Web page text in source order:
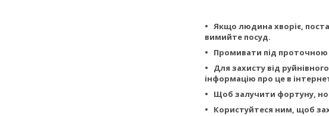
Якщо людина хворіє,
вимийте посуд.
Промивати під проточною
Для захисту від
інформацію про це в
Щоб залучити фортуну,
Користуйтеся ним, щоб